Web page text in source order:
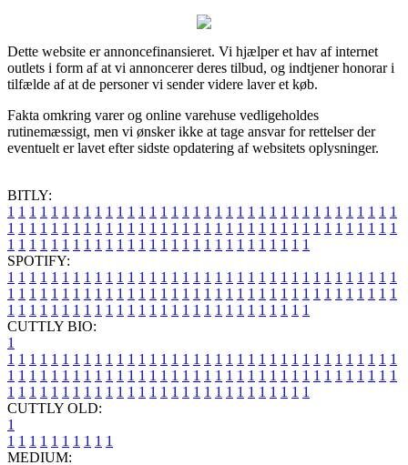
Dette website er annoncefinansieret. Vi hjælper et hav af internet
outlets i form af at vi annoncerer deres tilbud, og indtjener honorar i
tilfælde af at de personer vi sender videre laver et køb.
Fakta omkring varer og online varehuse vedligeholdes
rutinemæssigt, men vi ønsker ikke at tage ansvar for rettelser der
eventuelt er lavet efter sidste opdatering af websitets oplysninger.
BITLY:
1 1 1 1 1 1 1 1 1 1 1 1 1 1 1 1 1 1 1 1 1 1 1 1 1 1 1 1 1 1 1 1 1 1 1 1
1 1 1 1 1 1 1 1 1 1 1 1 1 1 1 1 1 1 1 1 1 1 1 1 1 1 1 1 1 1 1 1 1 1 1 1
1 1 1 1 1 1 1 1 1 1 1 1 1 1 1 1 1 1 1 1 1 1 1 1 1 1 1 1
SPOTIFY:
1 1 1 1 1 1 1 1 1 1 1 1 1 1 1 1 1 1 1 1 1 1 1 1 1 1 1 1 1 1 1 1 1 1 1 1
1 1 1 1 1 1 1 1 1 1 1 1 1 1 1 1 1 1 1 1 1 1 1 1 1 1 1 1 1 1 1 1 1 1 1 1
1 1 1 1 1 1 1 1 1 1 1 1 1 1 1 1 1 1 1 1 1 1 1 1 1 1 1 1
CUTTLY BIO:
1
1 1 1 1 1 1 1 1 1 1 1 1 1 1 1 1 1 1 1 1 1 1 1 1 1 1 1 1 1 1 1 1 1 1 1 1
1 1 1 1 1 1 1 1 1 1 1 1 1 1 1 1 1 1 1 1 1 1 1 1 1 1 1 1 1 1 1 1 1 1 1 1
1 1 1 1 1 1 1 1 1 1 1 1 1 1 1 1 1 1 1 1 1 1 1 1 1 1 1 1
CUTTLY OLD:
1
1 1 1 1 1 1 1 1 1 1
MEDIUM: